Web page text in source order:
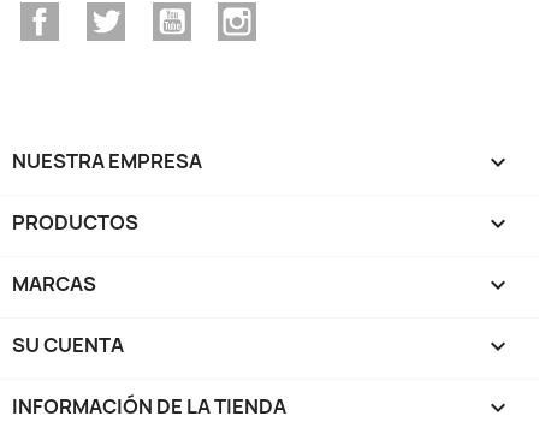
FacebookTwitter YouTube
NUESTRA EMPRESA 
PRODUCTOS 
MARCAS 
SU CUENTA 
INFORMACIÓN DE LA TIENDA keyboard_arrow_down